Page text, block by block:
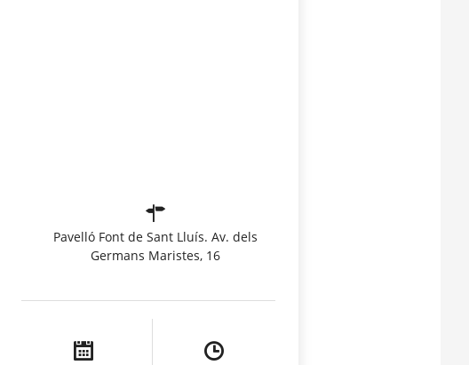
Pavelló Font de Sant Lluís. Av. dels
Germans Maristes, 16